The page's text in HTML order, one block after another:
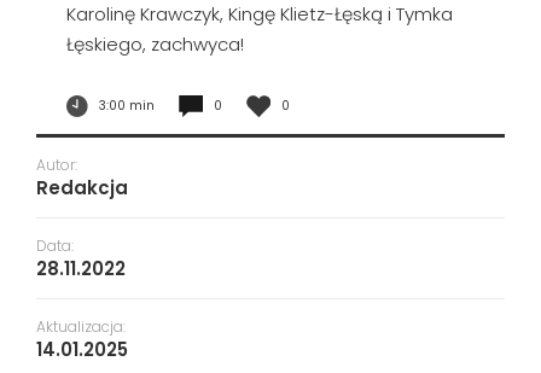
Karolinę Krawczyk, Kingę Klietz-Łęską i Tymka
Łęskiego, zachwyca!
3:00 min 0 0
Autor:
Redakcja
Data:
28.11.2022
Aktualizacja:
14.01.2025